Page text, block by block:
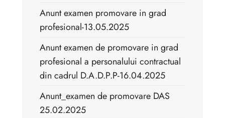
Anunt examen promovare in grad
profesional-13.05.2025
Anunt examen de promovare in grad
profesional a personalului contractual
din cadrul D.A.D.P.P-16.04.2025
Anunt_examen de promovare DAS
25.02.2025